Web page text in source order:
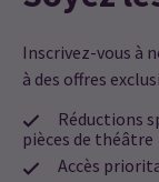
Inscrivez-vous à
à des offres
Réductions
pièces de théâtre
Accès